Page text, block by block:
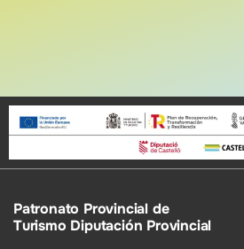
Patronato Provincial de
Turismo Diputación Provincial